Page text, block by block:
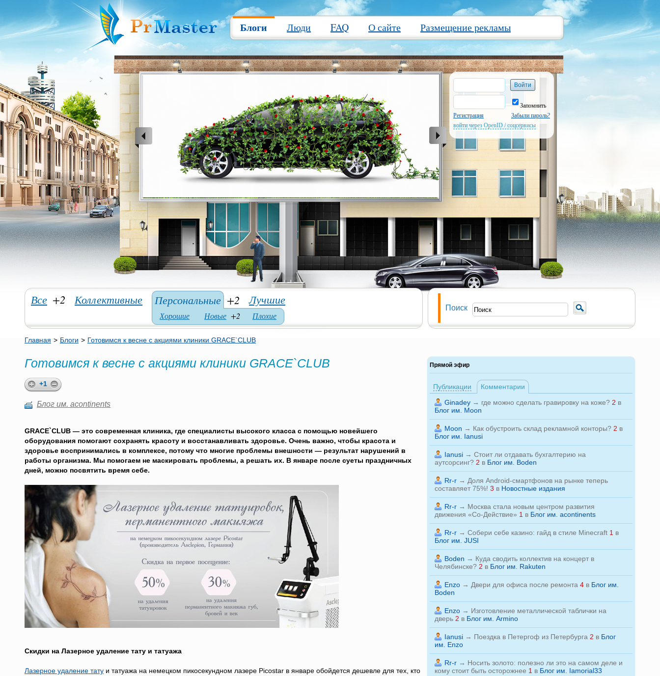
Блоги Люди FAQ О сайте Размещение рекламы
Запомнить
Регистрация
Забыли пароль?
войти через OpenID / соцсервисы
Все +2 Коллективные Персональные +2
Хорошие Новые +2 Плохие
Лучшие
Поиск
Главная > Блоги > Готовимся к весне с акциями клиники GRACE`CLUB
Готовимся к весне с акциями клиники GRACE`CLUB
+1
Блог им. acontinents
GRACE`CLUB — это современная клиника, где специалисты высокого класса с помощью новейшего
оборудования помогают сохранять красоту и восстанавливать здоровье. Очень важно, чтобы красота и
здоровье воспринимались в комплексе, потому что многие проблемы внешности — результат нарушений в
работы организма. Мы помогаем не маскировать проблемы, а решать их. В январе после суеты праздничных
дней, можно посвятить время себе.
Скидки на Лазерное удаление тату и татуажа
Лазерное удаление тату и татуажа на немецком пикосекундном лазере Picostar в январе обойдется дешевле для тех, кто
Прямой эфир
Публикации
Комментарии
Ginadey→ где можно сделать гравировку на коже? 2 в
Блог им. Moon
Moon → Как обустроить склад рекламной конторы? 2 в
Блог им. Ianusi
Ianusi→ Стоит ли отдавать бухгалтерию на
аутсорсинг? 2 в Блог им. Boden
Rr-r→ Доля Android-смартфонов на рынке теперь
составляет 75%! 3 в Новостные издания
Rr-r→ Москва стала новым центром развития
движения «Со-Действие» 1 в Блог им. acontinents
Rr-r→ Собери себе казино: гайд в стиле Minecraft 1 в
Блог им. JUSI
Boden → Куда сводить коллектив на концерт в
Челябинске? 2 в Блог им. Rakuten
Enzo→ Двери для офиса после ремонта 4в Блог им.
Boden
Enzo→ Изготовление металлической таблички на
дверь 2 в Блог им. Armino
Ianusi→ Поездка в Петергоф из Петербурга 2 в Блог
им. Enzo
Rr-r→ Носить золото: полезно ли это на самом деле и
кому стоит быть осторожнее 1 в Блог им. Iamorial33